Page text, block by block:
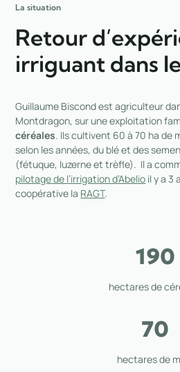
La situation
Retour
irriguant dans
Guillaume Biscond est agriculteur
Montdragon, sur une exploitation
céréales. Ils cultivent 60 à 70 ha de
selon lesannées, du blé et des
(fétuque, luzerne et trèfle). Il a
pilotage de l’irrigation d’Abelio il y a 3
coopérative la RAGT.
190
hectares de
70
hectares de